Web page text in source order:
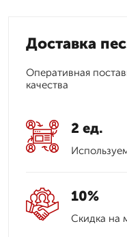
Доставка
Оперативная
качества
2 ед.
10%
Скидка на